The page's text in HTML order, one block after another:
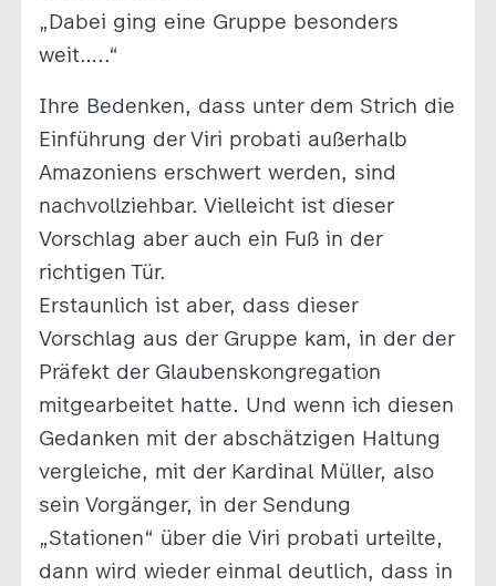
„Dabei ging eine Gruppe besonders
weit…..“
Ihre Bedenken, dass unter dem Strich die
Einführung der Viri probati außerhalb
Amazoniens erschwert werden, sind
nachvollziehbar. Vielleicht ist dieser
Vorschlag aber auch ein Fuß in der
richtigen Tür.
Erstaunlich ist aber, dass dieser
Vorschlag aus der Gruppe kam, in der der
Präfekt der Glaubenskongregation
mitgearbeitet hatte. Und wenn ich diesen
Gedanken mit der abschätzigen Haltung
vergleiche, mit der Kardinal Müller, also
sein Vorgänger, in der Sendung
„Stationen“ über die Viri probati urteilte,
dann wird wieder einmal deutlich, dass in